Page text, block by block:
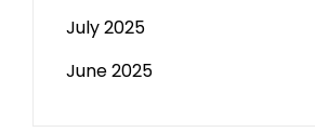
July 2025
June 2025